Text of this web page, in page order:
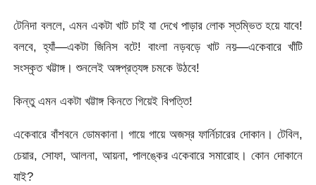
টেনিদা বললে, এমন একটা খাট চাই যা দেখে পাড়ার লোক স্তম্ভিত হয়ে যাবে!
বলবে, হ্যাঁ—একটা জিনিস বটে! বাংলা নড়বড়ে খাট নয়—একেবারে খাঁটি
সংস্কৃত খট্টাঙ্গ। শুনলেই অঙ্গপ্রত্যঙ্গ চমকে উঠবে!
কিন্তু এমন একটা খট্টাঙ্গ কিনতে গিয়েই বিপত্তি!
একেবারে বাঁশবনে ডোমকানা। গায়ে গায়ে অজস্র ফার্নিচারের দোকান। টেবিল,
চেয়ার, সোফা, আলনা, আয়না, পালঙ্কের একেবারে সমারোহ। কোন দোকানে
যাই?